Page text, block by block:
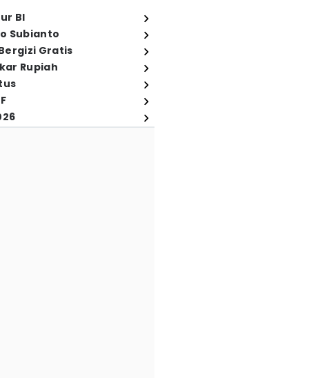
BI
Subianto
Gratis
Rupiah